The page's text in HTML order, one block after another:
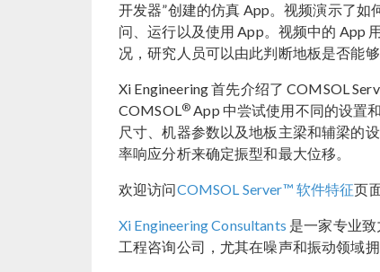
开发器”创建的仿真 App。视频演示了如
问、运行以及使用 App。视频中的 App
况，研究人员可以由此判断地板是否能
Xi Engineering 首先介绍了 COMSOL
COMSOL® App 中尝试使用不同的设置
尺寸、机器参数以及地板主梁和辅梁的
率响应分析来确定振型和最大位移。
欢迎访问COMSOL Server™ 软件特征页
Xi Engineering Consultants 是一家专业
工程咨询公司，尤其在噪声和振动领域